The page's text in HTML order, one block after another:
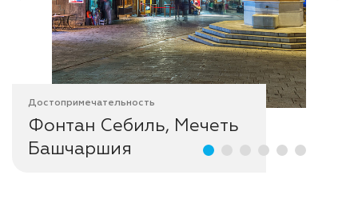
Достопримечательность
Фонтан Себиль, Мечеть
Башчаршия